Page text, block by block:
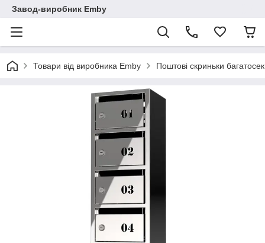
Завод-виробник Emby
Товари від виробника Emby Поштові скриньки